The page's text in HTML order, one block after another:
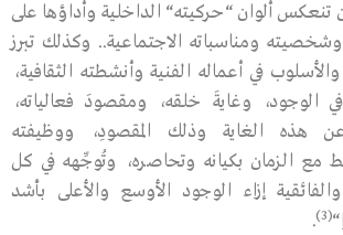
تنعكس ألوان “حركيته“ الداخلية وأداؤها على
ومناسباته الاجتماعية.. وكذلك تبرز
في أعماله الفنية وأنشطته الثقافية،
الوجود، وغايةَ خلقه، ومقصودَ فعالياته،
هذه الغاية وذلك المقصودِ، ووظيفته
مع الزمان بكيانه وتحاصره، وتُوجِّهه في كل
إزاء الوجود الأوسع والأعلى بأشد
“
(3)
.